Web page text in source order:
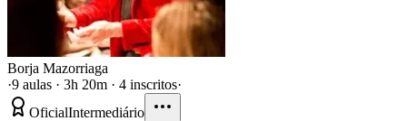
Borja Mazorriaga
·9 aulas · 3h 20m · 4 inscritos·
OficialIntermediário